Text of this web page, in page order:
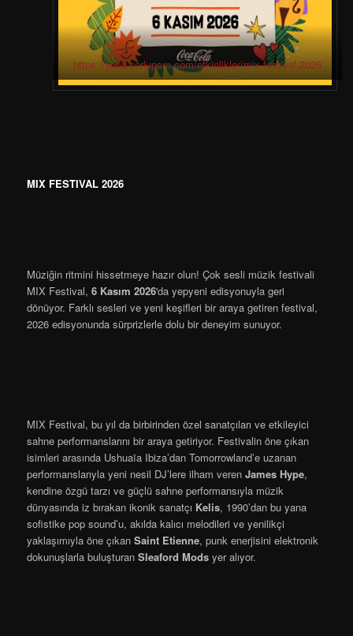
https://www.zorlupsm.com/etkinlikler/mix-festival-2026
MIX FESTIVAL 2026
Müziğin ritmini hissetmeye hazır olun! Çok sesli müzik festivali
MIX Festival,6 Kasım 2026'da yepyeni edisyonuyla geri
dönüyor. Farklı sesleri ve yeni keşifleri bir araya getiren festival,
2026 edisyonunda sürprizlerle dolu bir deneyim sunuyor.
MIX Festival, bu yıl da birbirinden özel sanatçıları ve etkileyici
sahne performanslarını bir araya getiriyor. Festivalin öne çıkan
isimleri arasında Ushuaïa Ibiza’dan Tomorrowland’e uzanan
performanslarıyla yeni nesil DJ’lere ilham verenJames Hype,
kendine özgü tarzı ve güçlü sahne performansıyla müzik
dünyasında iz bırakan ikonik sanatçı Kelis, 1990’dan bu yana
sofistike pop sound’u, akılda kalıcı melodileri ve yenilikçi
yaklaşımıyla öne çıkanSaint Etienne, punk enerjisini elektronik
dokunuşlarla buluşturanSleaford Mods yer alıyor.